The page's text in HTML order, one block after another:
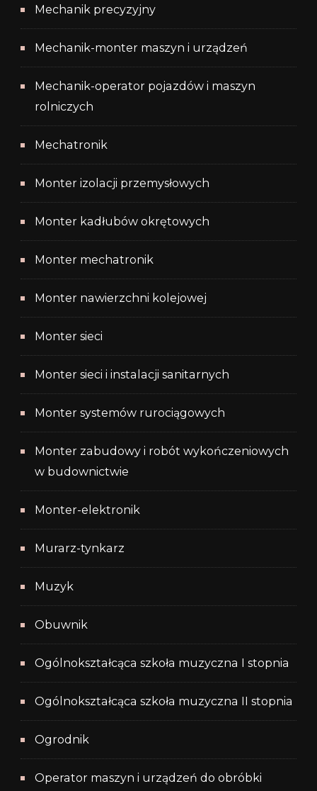
Mechanik precyzyjny
Mechanik-monter maszyn i urządzeń
Mechanik-operator pojazdów i maszyn
rolniczych
Mechatronik
Monter izolacji przemysłowych
Monter kadłubów okrętowych
Monter mechatronik
Monter nawierzchni kolejowej
Monter sieci
Monter sieci i instalacji sanitarnych
Monter systemów rurociągowych
Monter zabudowy i robót wykończeniowych
w budownictwie
Monter-elektronik
Murarz-tynkarz
Muzyk
Obuwnik
Ogólnokształcąca szkoła muzyczna I stopnia
Ogólnokształcąca szkoła muzyczna II stopnia
Ogrodnik
Operator maszyn i urządzeń do obróbki